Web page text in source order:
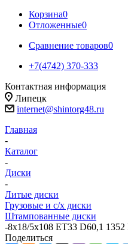
Корзина0
Отложенные0
Сравнение товаров0
+7(4742) 370-333
Контактная информация
Липецк
internet@shintorg48.ru
Главная
-
Каталог
-
Диски
-
Литые диски
Грузовые и с/х диски
Штампованные диски
-8x18/5x108 ET33 D60,1
Поделиться